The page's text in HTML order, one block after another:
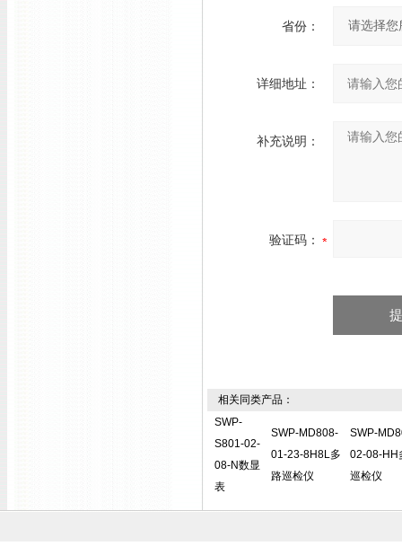
省份：
详细地址：
补充说明：
验证码：
相关同类产品：
SWP-
S801-02-
08-N数显
表
SWP-MD808-
01-23-8H8L多
路巡检仪
SWP-
02-08-HH
巡检仪